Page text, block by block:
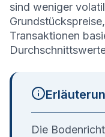
sind weniger
Transaktionen
Die